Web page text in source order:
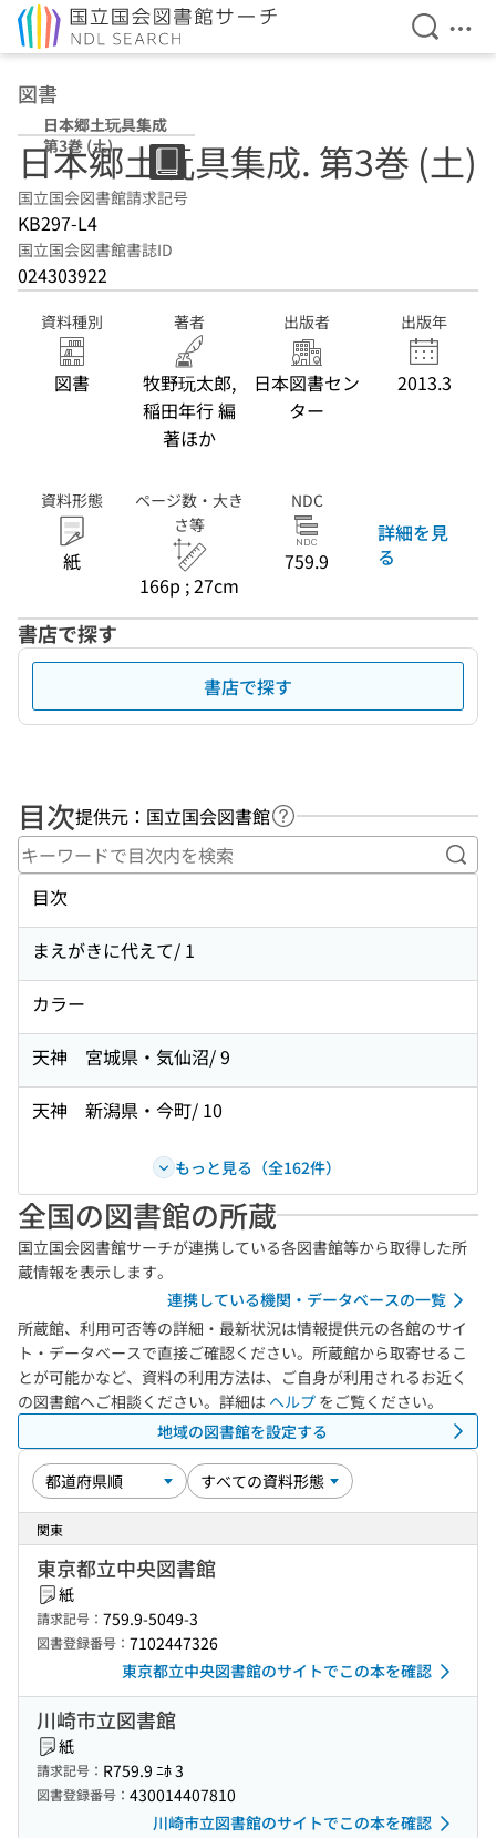
検索を
メ
図書
日本郷土玩具集成
第3巻 (土)
日本郷土玩具集成. 第3巻 (土)
国立国会図書館請求記号
KB297-L4
国立国会図書館書誌ID
024303922
資料種別
図書
著者
牧野玩太郎,
稲田年行 編
著ほか
出版者
日本図書セン
ター
出版年
2013.3
資料形態
紙
ページ数・大き
さ等
166p ; 27cm
NDC
759.9
詳細を見
る
書店で探す
書店で探す
目次提供元：国立国会図書館 ヘルプページへのリンク
キ
目次
まえがきに代えて/ 1
カラー
天神 宮城県・気仙沼/ 9
天神 新潟県・今町/ 10
もっと見る（全162件）
全国の図書館の所蔵
国立国会図書館サーチが連携している各図書館等から取得した所
蔵情報を表示します。
連携している機関・データベースの一覧
所蔵館、利用可否等の詳細・最新状況は情報提供元の各館のサイ
ト・データベースで直接ご確認ください。所蔵館から取寄せるこ
とが可能かなど、資料の利用方法は、ご自身が利用されるお近く
の図書館へご相談ください。詳細は ヘルプ をご覧ください。
地域の図書館を設定する
関東
東京都立中央図書館
紙
請求記号： 759.9-5049-3
図書登録番号： 7102447326
東京都立中央図書館のサイトでこの本を確認
川崎市立図書館
紙
請求記号： R759.9 ﾆﾎ 3
図書登録番号： 430014407810
川崎市立図書館のサイトでこの本を確認